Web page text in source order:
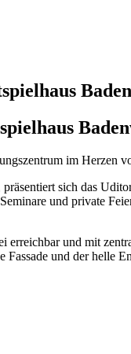
im Herzen
sich das
und private
erreichbar und mit
Fassade und der helle